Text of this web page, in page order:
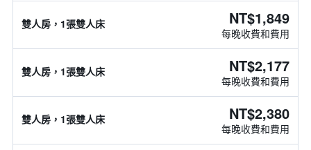
雙人房，1張雙人床 NT$1,849
每晚收費和費用
雙人房，1張雙人床 NT$2,177
每晚收費和費用
雙人房，1張雙人床 NT$2,380
每晚收費和費用